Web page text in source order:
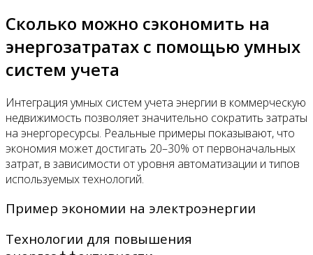
Сколько можно сэкономить на
энергозатратах с помощью умных
систем учета
Интеграция умных систем учета энергии в коммерческую
недвижимость позволяет значительно сократить затраты
на энергоресурсы. Реальные примеры показывают, что
экономия может достигать 20–30% от первоначальных
затрат, в зависимости от уровня автоматизации и типов
используемых технологий.
Пример экономии на электроэнергии
Технологии для повышения